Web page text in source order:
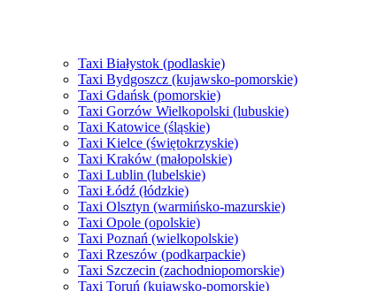
Taxi Białystok (podlaskie)
Taxi Bydgoszcz (kujawsko-pomorskie)
Taxi Gdańsk (pomorskie)
Taxi Gorzów Wielkopolski (lubuskie)
Taxi Katowice (śląskie)
Taxi Kielce (świętokrzyskie)
Taxi Kraków (małopolskie)
Taxi Lublin (lubelskie)
Taxi Łódź (łódzkie)
Taxi Olsztyn (warmińsko-mazurskie)
Taxi Opole (opolskie)
Taxi Poznań (wielkopolskie)
Taxi Rzeszów (podkarpackie)
Taxi Szczecin (zachodniopomorskie)
Taxi Toruń (kujawsko-pomorskie)